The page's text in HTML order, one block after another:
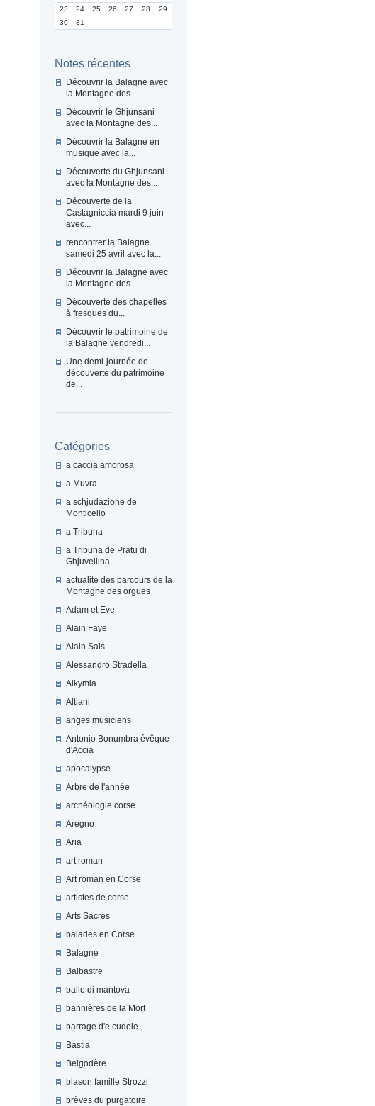
23
24 25 26 27 28
29
30
31
Notes récentes
Découvrir la Balagne avec
la Montagne des...
Découvrir le Ghjunsani
avec la Montagne des...
Découvrir la Balagne en
musique avec la...
Découverte du Ghjunsani
avec la Montagne des...
Découverte de la
Castagniccia mardi 9 juin
avec...
rencontrer la Balagne
samedi 25 avril avec la...
Découvrir la Balagne avec
la Montagne des...
Découverte des chapelles
à fresques du...
Découvrir le patrimoine de
la Balagne vendredi...
Une demi-journée de
découverte du patrimoine
de...
Catégories
a caccia amorosa
a Muvra
a schjudazione de
Monticello
a Tribuna
a Tribuna de Pratu di
Ghjuvellina
actualité des parcours de la
Montagne des orgues
Adam et Eve
Alain Faye
Alain Sals
Alessandro Stradella
Alkymia
Altiani
anges musiciens
Antonio Bonumbra évêque
d'Accia
apocalypse
Arbre de l'année
archéologie corse
Aregno
Aria
art roman
Art roman en Corse
artistes de corse
Arts Sacrés
balades en Corse
Balagne
Balbastre
ballo di mantova
bannières de la Mort
barrage d'e cudole
Bastia
Belgodère
blason famille Strozzi
brèves du purgatoire